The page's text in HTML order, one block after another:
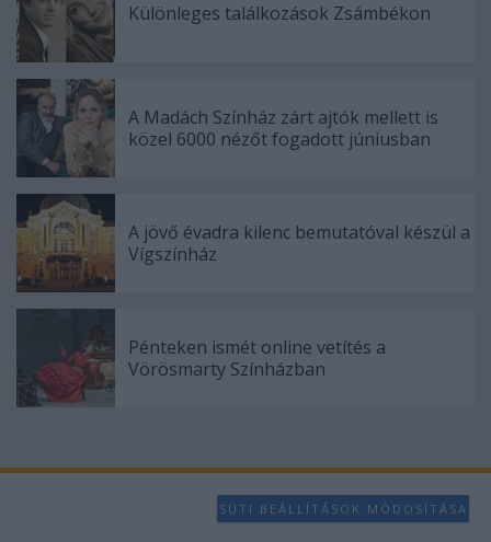
Különleges találkozások Zsámbékon
A Madách Színház zárt ajtók mellett is
közel 6000 nézőt fogadott júniusban
A jövő évadra kilenc bemutatóval készül a
Vígszínház
Pénteken ismét online vetítés a
Vörösmarty Színházban
SÜTI BEÁLLÍTÁSOK MÓDOSÍTÁSA